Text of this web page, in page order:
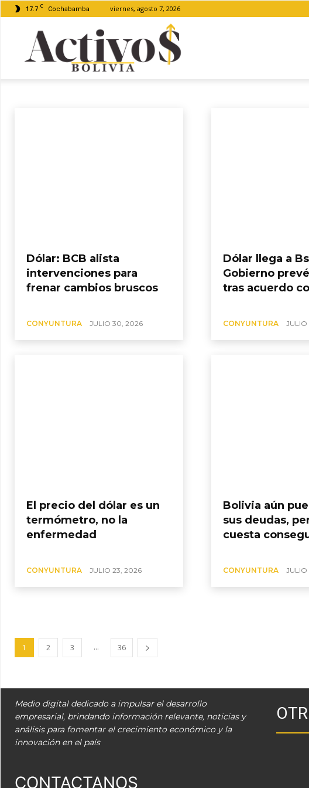
17.7 C Cochabamba viernes, agosto 7, 2026
CONYUNTURA
Dólar: BCB alista
intervenciones para
frenar cambios bruscos
CONYUNTURA JULIO 30, 2026
Dólar llega a Bs
Gobierno
tras acuerdo
CONYUNTURA
El precio del dólar es un
termómetro, no la
enfermedad
CONYUNTURA JULIO 23, 2026
Bolivia aún
sus deudas,
cuesta
CONYUNTURA JULIO
1 2 3 ... 36
Medio digital dedicado a impulsar el desarrollo
empresarial, brindando información relevante, noticias y
análisis para fomentar el crecimiento económico y la
innovación en el país
CONTACTANOS